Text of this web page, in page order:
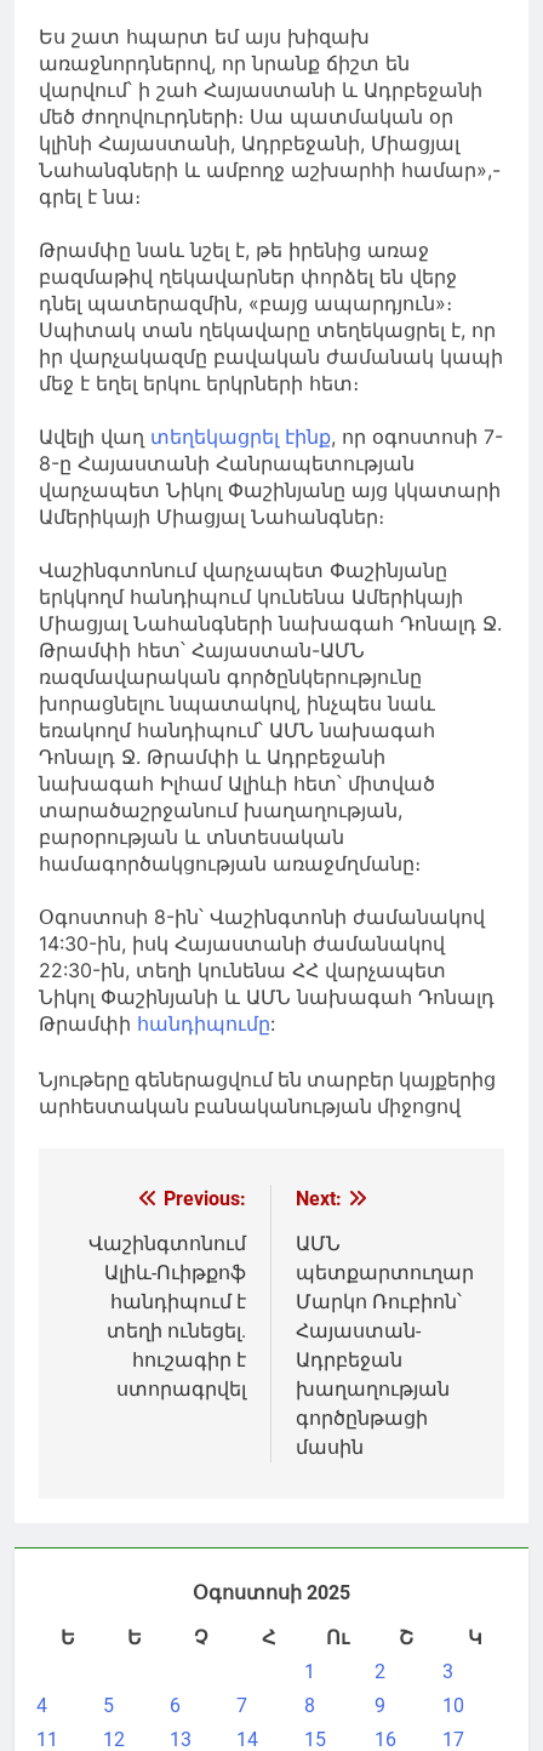
Ես շատ հպարտ եմ այս խիզախ
առաջնորդներով, որ նրանք ճիշտ են
վարվում՝ ի շահ Հայաստանի և Ադրբեջանի
մեծ ժողովուրդների։ Սա պատմական օր
կլինի Հայաստանի, Ադրբեջանի, Միացյալ
Նահանգների և ամբողջ աշխարհի համար»,-
գրել է նա։
Թրամփը նաև նշել է, թե իրենից առաջ
բազմաթիվ ղեկավարներ փորձել են վերջ
դնել պատերազմին, «բայց ապարդյուն»։
Սպիտակ տան ղեկավարը տեղեկացրել է, որ
իր վարչակազմը բավական ժամանակ կապի
մեջ է եղել երկու երկրների հետ։
Ավելի վաղ տեղեկացրել էինք, որ օգոստոսի 7-
8-ը Հայաստանի Հանրապետության
վարչապետ Նիկոլ Փաշինյանը այց կկատարի
Ամերիկայի Միացյալ Նահանգներ։
Վաշինգտոնում վարչապետ Փաշինյանը
երկկողմ հանդիպում կունենա Ամերիկայի
Միացյալ Նահանգների նախագահ Դոնալդ Ջ.
Թրամփի հետ՝ Հայաստան-ԱՄՆ
ռազմավարական գործընկերությունը
խորացնելու նպատակով, ինչպես նաև
եռակողմ հանդիպում՝ ԱՄՆ նախագահ
Դոնալդ Ջ. Թրամփի և Ադրբեջանի
նախագահ Իլհամ Ալիևի հետ՝ միտված
տարածաշրջանում խաղաղության,
բարօրության և տնտեսական
համագործակցության առաջմղմանը։
Օգոստոսի 8-ին՝ Վաշինգտոնի ժամանակով
14:30-ին, իսկ Հայաստանի ժամանակով
22:30-ին, տեղի կունենա ՀՀ վարչապետ
Նիկոլ Փաշինյանի և ԱՄՆ նախագահ Դոնալդ
Թրամփի հանդիպումը:
Նյութերը գեներացվում են տարբեր կայքերից
արհեստական բանականության միջոցով
Գրառումների
նավարկումը
Previous:
Վաշինգտոնում
Ալիև-Ուիթքոֆ
հանդիպում է
տեղի ունեցել.
հուշագիր է
ստորագրվել
Next:
ԱՄՆ
պետքարտուղար
Մարկո Ռուբիոն՝
Հայաստան-
Ադրբեջան
խաղաղության
գործընթացի
մասին
Օգոստոսի 2025
Ե
Ե Չ Հ Ու Շ
Կ
1
2
3
4
5 6 7 8 9
10
11
12 13 14 15 16 17